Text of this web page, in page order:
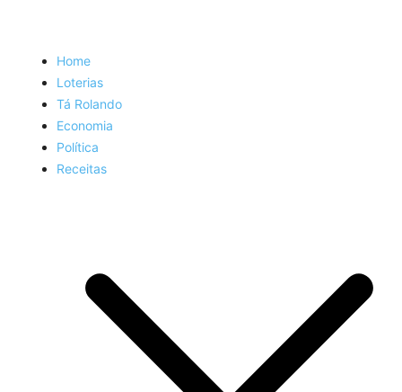
Home
Loterias
Tá Rolando
Economia
Política
Receitas